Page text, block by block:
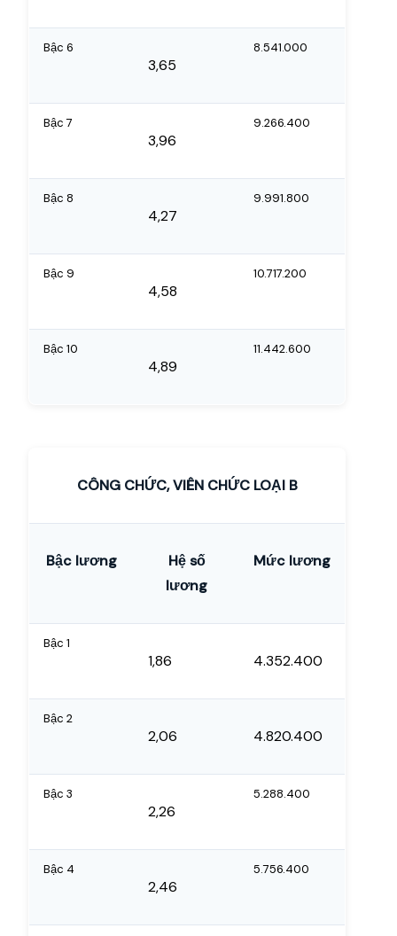
Bậc 6
3,65
8.541.000
Bậc 7
3,96
9.266.400
Bậc 8
4,27
9.991.800
Bậc 9
4,58
10.717.200
Bậc 10
4,89
11.442.600
CÔNG CHỨC, VIÊN CHỨC LOẠI B
Bậc lương
Hệ số
lương
Mức lương
Bậc 1
1,86 4.352.400
Bậc 2
2,06 4.820.400
Bậc 3
2,26
5.288.400
Bậc 4
2,46
5.756.400